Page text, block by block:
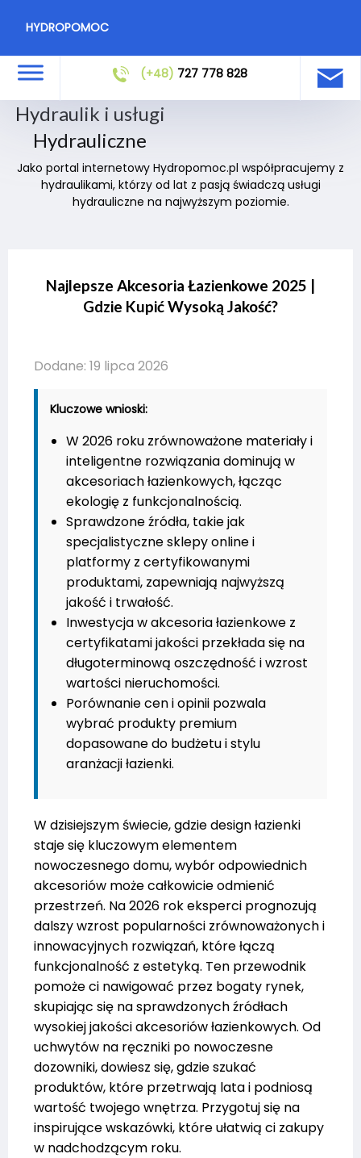
HYDROPOMOC
(+48) 727 778 828
Hydraulik i usługi
Hydrauliczne
Jako portal internetowy Hydropomoc.pl współpracujemy z
hydraulikami, którzy od lat z pasją świadczą usługi
hydrauliczne na najwyższym poziomie.
Najlepsze Akcesoria Łazienkowe 2025 |
Gdzie Kupić Wysoką Jakość?
Dodane: 19 lipca 2026
Kluczowe wnioski:
W 2026 roku zrównoważone materiały i
inteligentne rozwiązania dominują w
akcesoriach łazienkowych, łącząc
ekologię z funkcjonalnością.
Sprawdzone źródła, takie jak
specjalistyczne sklepy online i
platformy z certyfikowanymi
produktami, zapewniają najwyższą
jakość i trwałość.
Inwestycja w akcesoria łazienkowe z
certyfikatami jakości przekłada się na
długoterminową oszczędność i wzrost
wartości nieruchomości.
Porównanie cen i opinii pozwala
wybrać produkty premium
dopasowane do budżetu i stylu
aranżacji łazienki.
W dzisiejszym świecie, gdzie design łazienki
staje się kluczowym elementem
nowoczesnego domu, wybór odpowiednich
akcesoriów może całkowicie odmienić
przestrzeń. Na 2026 rok eksperci prognozują
dalszy wzrost popularności zrównoważonych i
innowacyjnych rozwiązań, które łączą
funkcjonalność z estetyką. Ten przewodnik
pomoże ci nawigować przez bogaty rynek,
skupiając się na sprawdzonych źródłach
wysokiej jakości akcesoriów łazienkowych. Od
uchwytów na ręczniki po nowoczesne
dozowniki, dowiesz się, gdzie szukać
produktów, które przetrwają lata i podniosą
wartość twojego wnętrza. Przygotuj się na
inspirujące wskazówki, które ułatwią ci zakupy
w nadchodzącym roku.